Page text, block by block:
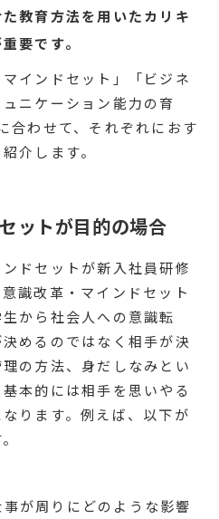
教育方法を用いたカリキ
要です。
インドセット」「ビジネ
ニケーション能力の育
合わせて、それぞれにおす
介します。
ットが目的の場合
ドセットが新入社員研修
識改革・マインドセット
から社会人への意識転
めるのではなく相手が決
の方法、身だしなみとい
本的には相手を思いやる
ります。例えば、以下が
が周りにどのような影響